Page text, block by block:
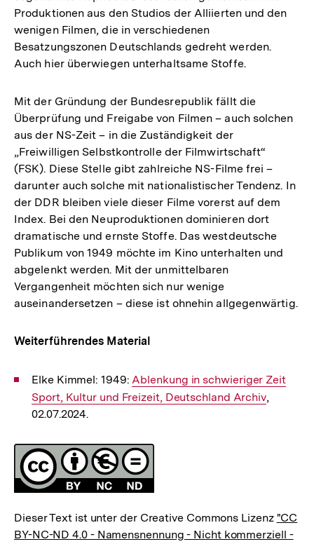
Produktionen aus den Studios der Alliierten und den
wenigen Filmen, die in verschiedenen
Besatzungszonen Deutschlands gedreht werden.
Auch hier überwiegen unterhaltsame Stoffe.
Mit der Gründung der Bundesrepublik fällt die
Überprüfung und Freigabe von Filmen – auch solchen
aus der NS-Zeit – in die Zuständigkeit der
„Freiwilligen Selbstkontrolle der Filmwirtschaft“
(FSK). Diese Stelle gibt zahlreiche NS-Filme frei –
darunter auch solche mit nationalistischer Tendenz. In
der DDR bleiben viele dieser Filme vorerst auf dem
Index. Bei den Neuproduktionen dominieren dort
dramatische und ernste Stoffe. Das westdeutsche
Publikum von 1949 möchte im Kino unterhalten und
abgelenkt werden. Mit der unmittelbaren
Vergangenheit möchten sich nur wenige
auseinandersetzen – diese ist ohnehin allgegenwärtig.
Weiterführendes Material
Elke Kimmel: 1949:Interner
Link:
Ablenkung in schwieriger Zeit
Sport, Kultur und Freizeit, Deutschland Archiv,
02.07.2024.
Fussnoten
Lizenz
Dieser Text ist unter der Creative Commons Lizenz "CC
BY-NC-ND 4.0 - Namensnennung - Nicht kommerziell -